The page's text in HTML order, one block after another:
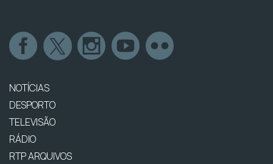
NOTÍCIAS
DESPORTO
TELEVISÃO
RÁDIO
RTP ARQUIVOS